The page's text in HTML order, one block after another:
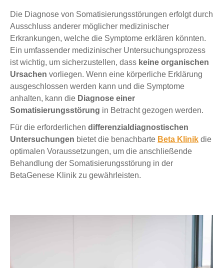
Die Diagnose von Somatisierungsstörungen erfolgt durch
Ausschluss anderer möglicher medizinischer
Erkrankungen, welche die Symptome erklären könnten.
Ein umfassender medizinischer Untersuchungsprozess
ist wichtig, um sicherzustellen, dass keine organischen
Ursachen vorliegen. Wenn eine körperliche Erklärung
ausgeschlossen werden kann und die Symptome
anhalten, kann die Diagnose einer
Somatisierungsstörung in Betracht gezogen werden.
Für die erforderlichen differenzialdiagnostischen
Untersuchungen bietet die benachbarte Beta Klinik die
optimalen Voraussetzungen, um die anschließende
Behandlung der Somatisierungsstörung in der
BetaGenese Klinik zu gewährleisten.